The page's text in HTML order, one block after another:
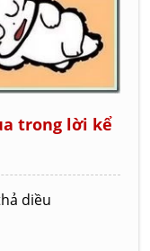
trong lời kể
diều